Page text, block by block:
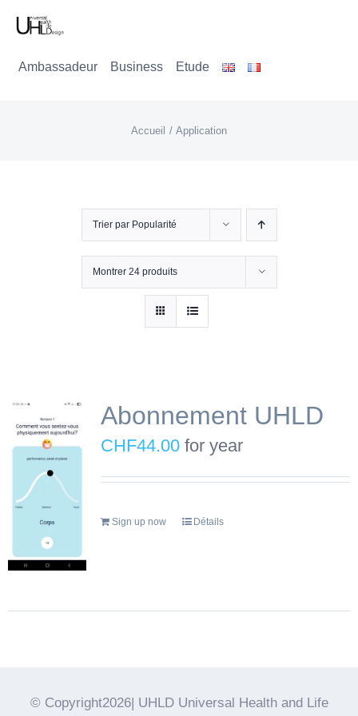
Passer
contenu
Ambassadeur Business Etude
Accueil Application
Trier par Popularité
Montrer 24 produits
Abonnement UHLD
CHF44.00for year
Sign up now Détails
© Copyright2026| UHLD Universal Health and Life